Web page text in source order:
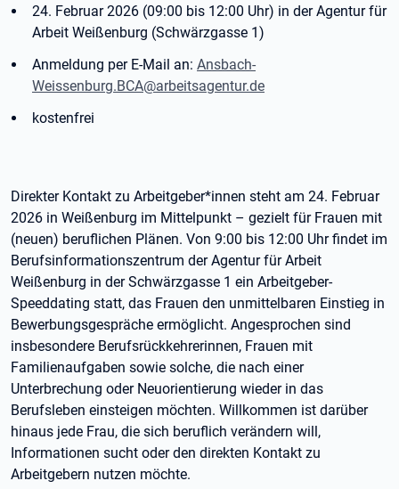
24. Februar 2026 (09:00 bis 12:00 Uhr) in der Agentur für
Arbeit Weißenburg (Schwärzgasse 1)
Anmeldung per E-Mail an: Ansbach-
Weissenburg.BCA@arbeitsagentur.de
kostenfrei
Direkter Kontakt zu Arbeitgeber*innen steht am 24. Februar
2026 in Weißenburg im Mittelpunkt – gezielt für Frauen mit
(neuen) beruflichen Plänen. Von 9:00 bis 12:00 Uhr findet im
Berufsinformationszentrum der Agentur für Arbeit
Weißenburg in der Schwärzgasse 1 ein Arbeitgeber-
Speeddating statt, das Frauen den unmittelbaren Einstieg in
Bewerbungsgespräche ermöglicht. Angesprochen sind
insbesondere Berufsrückkehrerinnen, Frauen mit
Familienaufgaben sowie solche, die nach einer
Unterbrechung oder Neuorientierung wieder in das
Berufsleben einsteigen möchten. Willkommen ist darüber
hinaus jede Frau, die sich beruflich verändern will,
Informationen sucht oder den direkten Kontakt zu
Arbeitgebern nutzen möchte.